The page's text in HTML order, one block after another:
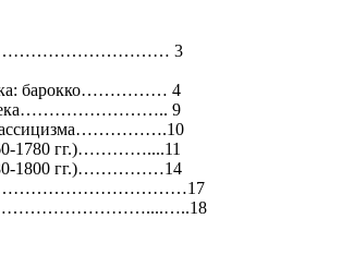
3
барокко…………… 4
века…………………….. 9
1780 гг.)…………....11
1800 гг.)……………14